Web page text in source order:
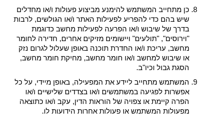
כן מתחייב המשתמש להימנע מביצוע פעולות ו/או מחדלים
שיש בהם כדי להפריע לפעילות האתר ו/או הגולשים, לרבות
בדרך של שיבוש ו/או הפרעה לפעילות מחשב כדוגמת
"וירוסים", "תולעים" ויישומים מזיקים אחרים, חדירה לחומר
מחשב, עריכת ו/או החדרת תוכנה באופן שעלול לגרום נזק
או שיבוש למחשב ו/או חומר מחשב, מחיקת חומר מחשב,
הסגת גבול וכיו"ב.
המשתמש מתחייב ליידע את המפעילה, באופן מיידי, על כל
אפשרות לפגיעה במשתמשים ו/או בצדדים שלישיים ו/או
הפרה קיימת או צפויה של הוראות הדין, עקב ו/או כתוצאה
מפעולות המשתמש או פעולות אחרות הידועות לו.